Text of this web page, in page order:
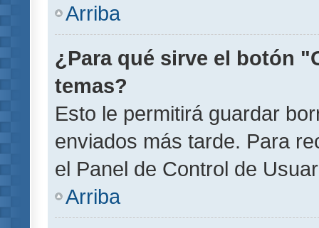
Arriba
¿Para qué sirve el botón
temas?
Esto le permitirá guardar
enviados más tarde. Para
el Panel de Control de
Arriba